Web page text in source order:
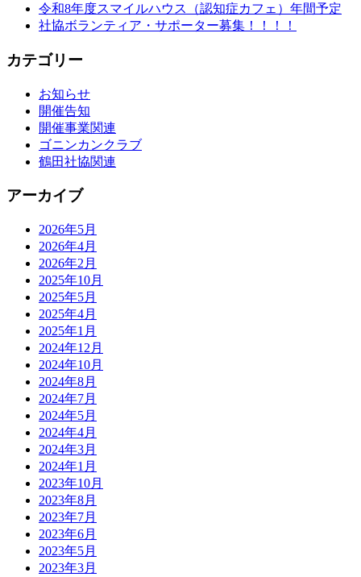
令和8年度スマイルハウス（認知症カフェ）年間予定
社協ボランティア・サポーター募集！！！！
カテゴリー
お知らせ
開催告知
開催事業関連
ゴニンカンクラブ
鶴田社協関連
アーカイブ
2026年5月
2026年4月
2026年2月
2025年10月
2025年5月
2025年4月
2025年1月
2024年12月
2024年10月
2024年8月
2024年7月
2024年5月
2024年4月
2024年3月
2024年1月
2023年10月
2023年8月
2023年7月
2023年6月
2023年5月
2023年3月